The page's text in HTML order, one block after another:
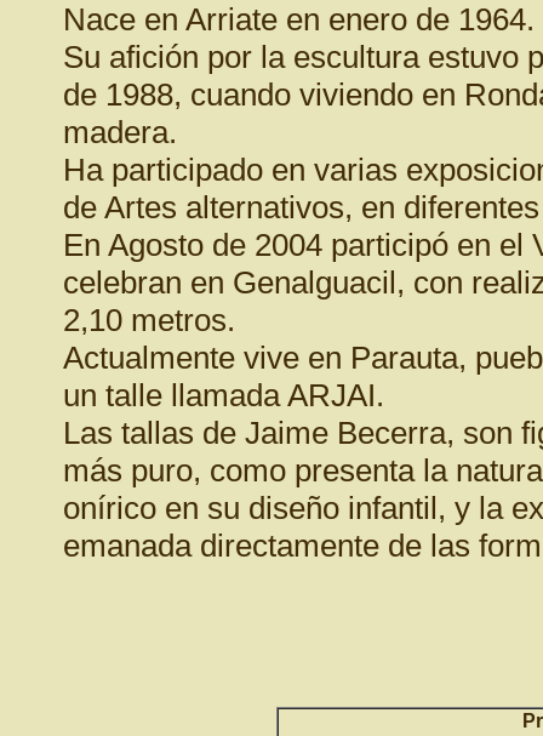
Nace en Arriate en enero de 1964.
Su afición por la escultura estuvo
de 1988, cuando viviendo en
madera.
Ha participado en varias
de Artes alternativos, en
En Agosto de 2004 participó en el
celebran en Genalguacil, con
2,10 metros.
Actualmente vive en Parauta,
un talle llamada ARJAI.
Las tallas de Jaime Becerra, son
más puro, como presenta la
onírico en su diseño infantil, y la
emanada directamente de las